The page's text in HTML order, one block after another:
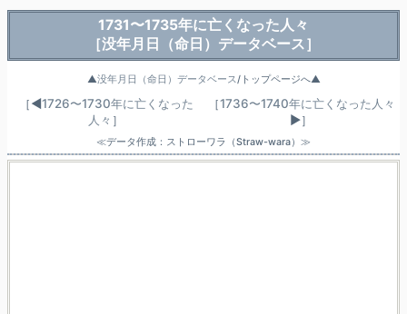
1731〜1735年に亡くなった人々
［没年月日（命日）データベース］
▲没年月日（命日）データベース/トップページへ▲
［◀1726〜1730年に亡くなった
人々 ］
［1736〜1740年に亡くなった人々
▶］
≪データ作成：ストローワラ（Straw-wara）≫